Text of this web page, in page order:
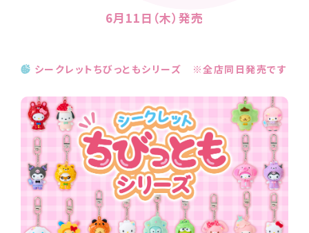
6月11日（木）発売
シークレットちびっともシリーズ ※全店同日発売です